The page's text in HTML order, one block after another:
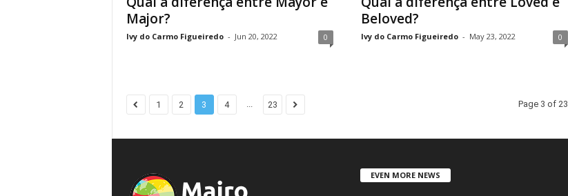
Major?
Ivy do Carmo Figueiredo - Jun 20, 2022 0
Beloved?
Ivy do Carmo Figueiredo - May 23, 2022 0
1 2 3 4 ... 23 Page 3 of 23
EVEN MORE NEWS